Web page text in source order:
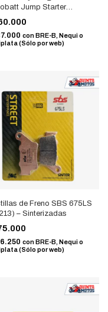
Jump Starter
con BRE-B, Nequi o
(Sólo por web)
de Freno SBS 675LS
– Sinterizadas
con BRE-B, Nequi o
(Sólo por web)